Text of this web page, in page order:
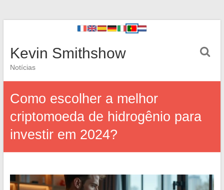
Kevin Smithshow
Notícias
Como escolher a melhor
criptomoeda de hidrogênio para
investir em 2024?